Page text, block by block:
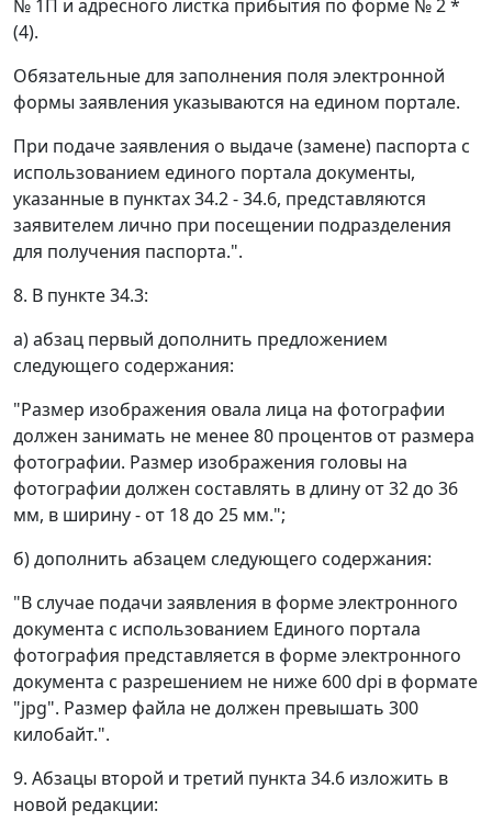
№ 1П и адресного листка прибытия по форме № 2 *
(4).
Обязательные для заполнения поля электронной
формы заявления указываются на едином портале.
При подаче заявления о выдаче (замене) паспорта с
использованием единого портала документы,
указанные в пунктах 34.2 - 34.6, представляются
заявителем лично при посещении подразделения
для получения паспорта.".
8. В пункте 34.3:
а) абзац первый дополнить предложением
следующего содержания:
"Размер изображения овала лица на фотографии
должен занимать не менее 80 процентов от размера
фотографии. Размер изображения головы на
фотографии должен составлять в длину от 32 до 36
мм, в ширину - от 18 до 25 мм.";
б) дополнить абзацем следующего содержания:
"В случае подачи заявления в форме электронного
документа с использованием Единого портала
фотография представляется в форме электронного
документа с разрешением не ниже 600 dpi в формате
"jpg". Размер файла не должен превышать 300
килобайт.".
9. Абзацы второй и третий пункта 34.6 изложить в
новой редакции: